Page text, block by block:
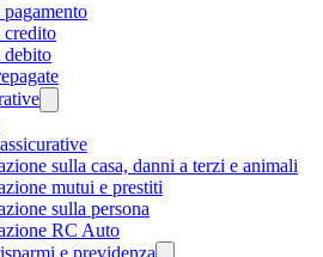
credito
debito
sulla casa, danni a terzi e animali
mutui e prestiti
sulla persona
RC Auto
e previdenza